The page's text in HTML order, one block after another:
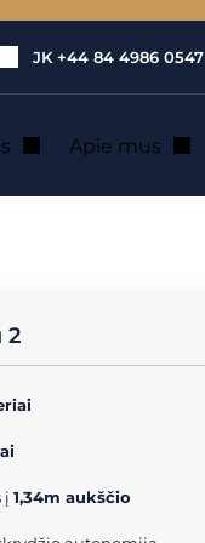
JK +44 84 4986 0547
Apie mus
2
į 1,34m aukščio